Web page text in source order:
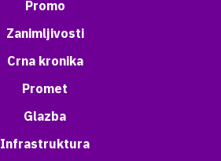
Promo
Zanimljivosti
Crna kronika
Promet
Glazba
Infrastruktura